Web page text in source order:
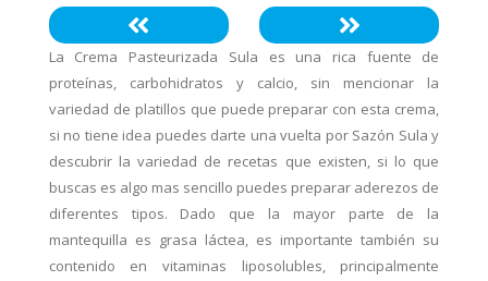
La Crema Pasteurizada Sula es una rica fuente de
proteínas, carbohidratos y calcio, sin mencionar la
variedad de platillos que puede preparar con esta crema,
si no tiene idea puedes darte una vuelta por Sazón Sula y
descubrir la variedad de recetas que existen, si lo que
buscas es algo mas sencillo puedes preparar aderezos de
diferentes tipos. Dado que la mayor parte de la
mantequilla es grasa láctea, es importante también su
contenido en vitaminas liposolubles, principalmente